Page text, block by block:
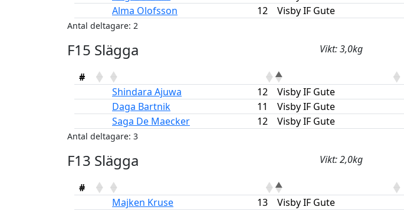
Alma Olofsson 12 Visby IF Gute
Antal deltagare: 2
F15 Slägga Vikt: 3,0kg
#
Shindara Ajuwa 12
Visby IF Gute
Daga Bartnik
11 Visby IF Gute
Saga De Maecker 12 Visby IF Gute
Antal deltagare: 3
F13 Slägga Vikt: 2,0kg
#
Majken Kruse 13 Visby IF Gute